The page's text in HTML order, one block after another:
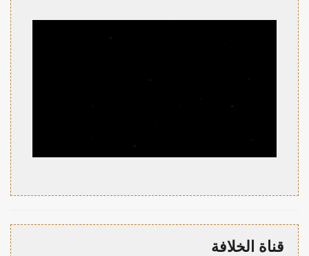
قناة الخلافة